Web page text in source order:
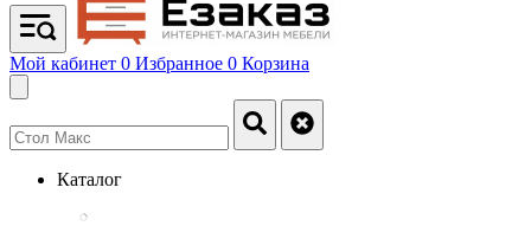
Мой кабинет 0 Избранное 0 Корзина
Каталог